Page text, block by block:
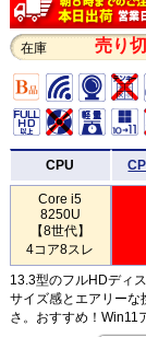
在庫 売り
CPU
Core i5
8250U
【8世代】
4コア8スレ
13.3型のフルHDディ
サイズ感とエアリーな
さ。おすすめ！Win11